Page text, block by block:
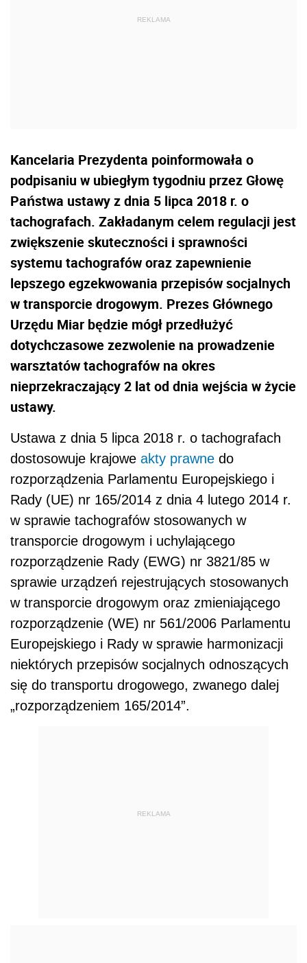
Kancelaria Prezydenta poinformowała o
podpisaniu w ubiegłym tygodniu przez Głowę
Państwa ustawy z dnia 5 lipca 2018 r. o
tachografach. Zakładanym celem regulacji jest
zwiększenie skuteczności i sprawności
systemu tachografów oraz zapewnienie
lepszego egzekwowania przepisów socjalnych
w transporcie drogowym. Prezes Głównego
Urzędu Miar będzie mógł przedłużyć
dotychczasowe zezwolenie na prowadzenie
warsztatów tachografów na okres
nieprzekraczający 2 lat od dnia wejścia w życie
ustawy.
Ustawa z dnia 5 lipca 2018 r. o tachografach
dostosowuje krajowe akty prawne do
rozporządzenia Parlamentu Europejskiego i
Rady (UE) nr 165/2014 z dnia 4 lutego 2014 r.
w sprawie tachografów stosowanych w
transporcie drogowym i uchylającego
rozporządzenie Rady (EWG) nr 3821/85 w
sprawie urządzeń rejestrujących stosowanych
w transporcie drogowym oraz zmieniającego
rozporządzenie (WE) nr 561/2006 Parlamentu
Europejskiego i Rady w sprawie harmonizacji
niektórych przepisów socjalnych odnoszących
się do transportu drogowego, zwanego dalej
„rozporządzeniem 165/2014”.
REKLAMA